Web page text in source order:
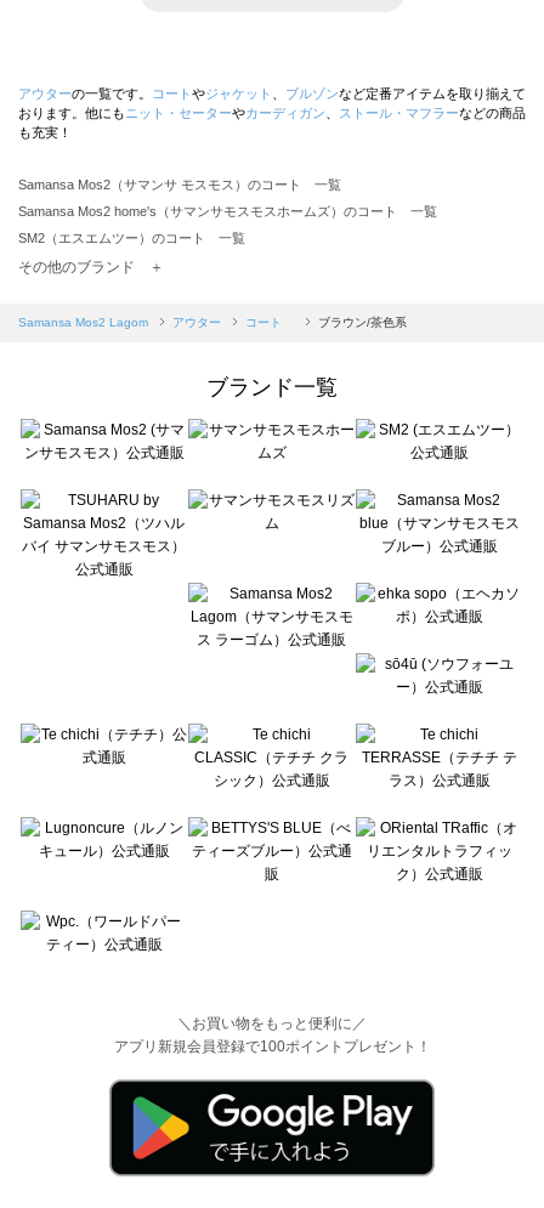
アウターの一覧です。 コート やジャケット ブルゾンなど定番アイテムを取り揃えて
おります。他にも ニット・セーターやカーディガン ストール・マフラーなどの商品
も充実！
Samansa Mos2（サマンサ モスモス）のコート 一覧
Samansa Mos2 home's（サマンサモスモスホームズ）のコート 一覧
SM2（エスエムツー）のコート 一覧
TSUHARU by Samansa Mos2（ツハルバイサマンサモスモス）のコート 一覧
Samansa Mos2 blue（サマンサモスモス ブルー）のコート 一覧
sō4ū（ソウフォーユー）のコート 一覧
Te chichi（テチチ）のコート 一覧
Te chichi CLASSIC（テチチ クラシック）のコート 一覧
Lugnoncure（ルノンキュール）のコート 一覧
BETTY'S BLUE（べティーズブルー）のコート 一覧
Wpc.（ワールドパーティー）のコート 一覧
その他のブランド ＋
Samansa Mos2 Lagom アウター コート ブラウン/茶色系
ブランド一覧
＼お買い物をもっと便利に／
アプリ新規会員登録で100ポイントプレゼント！